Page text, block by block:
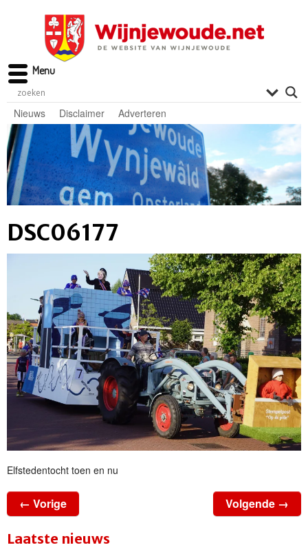
Nieuws Disclaimer Adverteren
DSC06177
Elfstedentocht toen en nu
← Vorige Volgende →
Laatste nieuws
Menu